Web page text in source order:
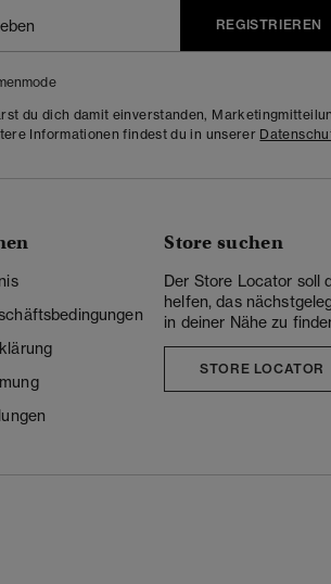
REGISTRIEREN
du dich damit einverstanden,
Informationen findest du in unserer
Store suchen
Der Store Locator soll
helfen, das
in deiner Nähe zu
STORE LOCATOR